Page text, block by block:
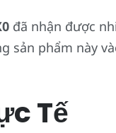
đã nhận được
sản phẩm này
Tế